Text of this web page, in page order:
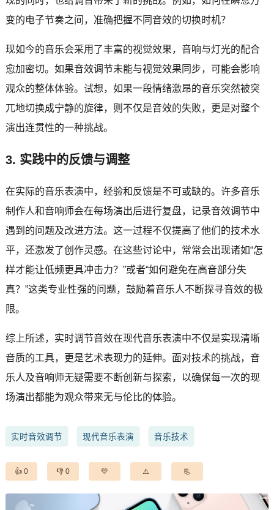
变的电子节奏之间，准确把握不同音效的切换时机？
现如今的音乐会采用了丰富的视觉效果，音响与灯光的配合
愈加密切。如果音效调节未能与视觉效果同步，可能会影响
观众的整体体验。试想，如果一段情绪激昂的音乐突然被突
兀地切换成宁静的旋律，则不仅是音效的失败，更是对整个
演出连贯性的一种挑战。
3. 实践中的反馈与调整
在实际的音乐表演中，经验和反馈是不可或缺的。许多音乐
制作人和音响师会在每场演出后进行复盘，记录音效调节中
遇到的问题及改进方法。这一过程不仅提高了他们的技术水
平，还激发了创作灵感。在这些讨论中，常常会出现诸如“怎
样才能让低频更具冲击力？”或者“如何避免在高音部分失
真？”这类专业性强的问题，鼓励着音乐人不断探寻音效的极
限。
综上所述，实时调节音效在现代音乐表演中不仅是实现清晰
音质的工具，更是艺术表现力的延伸。面对技术的挑战，音
乐人及音响师无疑需要不断创新与探索，以确保每一次的现
场演出都能为观众带来无与伦比的体验。
实时音效调节 现代音乐表演 音乐技术
0 0